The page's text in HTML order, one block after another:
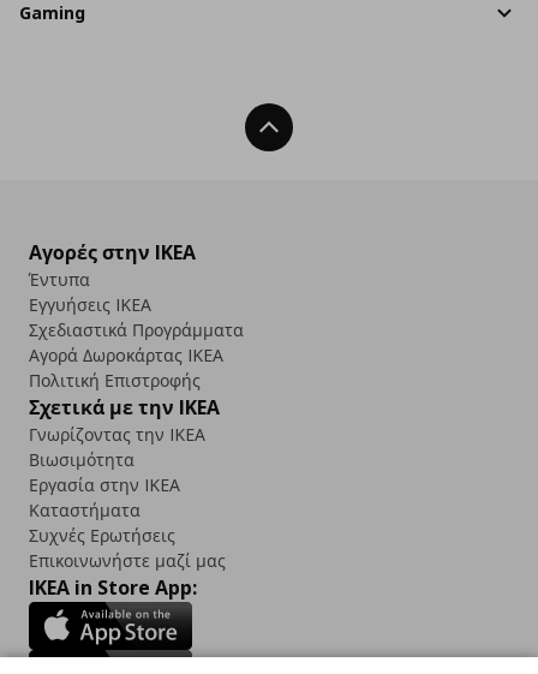
Gaming
Back To Top
Αγορές στην IKEA
Έντυπα
Εγγυήσεις IKEA
Σχεδιαστικά Προγράμματα
Αγορά Δωρoκάρτας IKEA
Πολιτική Επιστροφής
Σχετικά με την IKEA
Γνωρίζοντας την IKEA
Βιωσιμότητα
Εργασία στην IKEA
Καταστήματα
Συχνές Ερωτήσεις
Επικοινωνήστε μαζί μας
IKEA in Store App: